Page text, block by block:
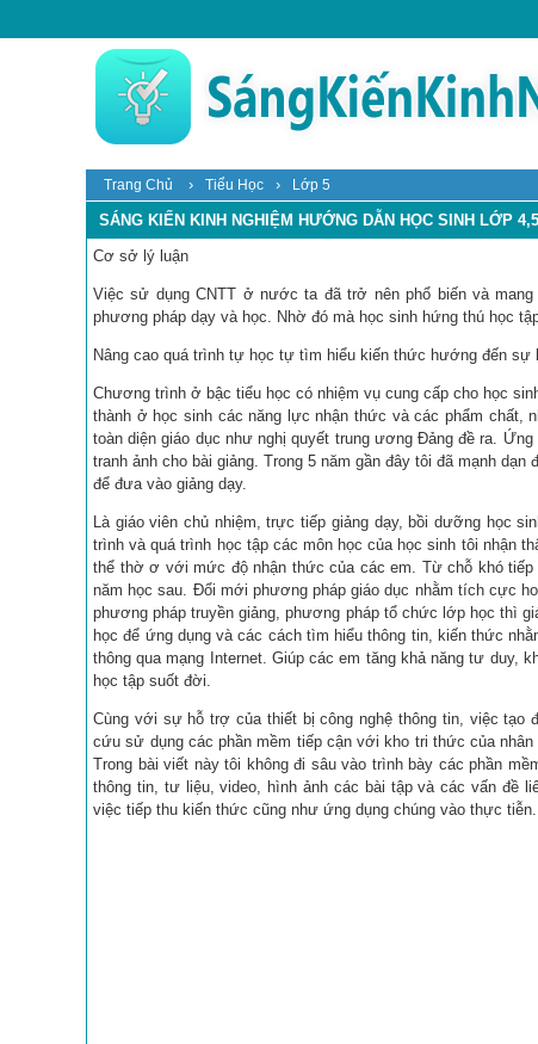
Trang Chủ › Tiểu Học › Lớp 5
SÁNG KIẾN KINH NGHIỆM HƯỚNG DẪN HỌC SINH LỚP
Cơ sở lý luận
Việc sử dụng CNTT ở nước ta đã trở nên phổ biến và
phương pháp dạy và học. Nhờ đó mà học sinh hứng thú học
Nâng cao quá trình tự học tự tìm hiểu kiến thức hướng đến sự
Chương trình ở bậc tiểu học có nhiệm vụ cung cấp cho học
thành ở học sinh các năng lực nhận thức và các phẩm chất,
toàn diện giáo dục như nghị quyết trung ương Đảng đề ra.
tranh ảnh cho bài giảng. Trong 5 năm gần đây tôi đã mạnh
để đưa vào giảng dạy.
Là giáo viên chủ nhiệm, trực tiếp giảng dạy, bồi dưỡng học
trình và quá trình học tập các môn học của học sinh tôi nhận
thể thờ ơ với mức độ nhận thức của các em. Từ chỗ khó
năm học sau. Đổi mới phương pháp giáo dục nhằm tích cực
phương pháp truyền giảng, phương pháp tổ chức lớp học thì
học để ứng dụng và các cách tìm hiểu thông tin, kiến thức
thông qua mạng Internet. Giúp các em tăng khả năng tư duy,
học tập suốt đời.
Cùng với sự hỗ trợ của thiết bị công nghệ thông tin, việc
cứu sử dụng các phần mềm tiếp cận với kho tri thức của
Trong bài viết này tôi không đi sâu vào trình bày các phần
thông tin, tư liệu, video, hình ảnh các bài tập và các vấn đề
việc tiếp thu kiến thức cũng như ứng dụng chúng vào thực